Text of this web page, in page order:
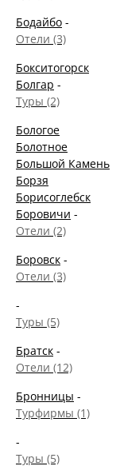
Бодайбо -
Отели (3)
Бокситогорск
Болгар -
Туры (2)
Бологое
Болотное
Большой Камень
Борзя
Борисоглебск
Боровичи -
Отели (2)
Боровск -
Отели (3)
-
Туры (5)
Братск -
Отели (12)
Бронницы -
Турфирмы (1)
-
Туры (5)